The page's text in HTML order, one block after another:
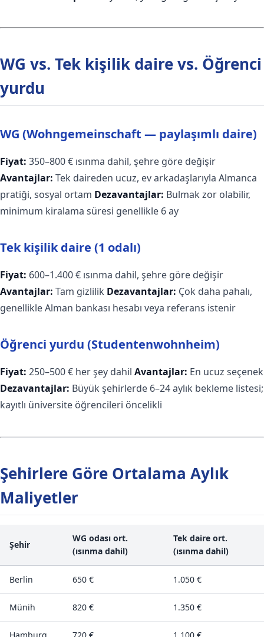
WG vs. Tek kişilik daire vs. Öğrenci
yurdu
WG (Wohngemeinschaft — paylaşımlı daire)
Fiyat: 350–800 € ısınma dahil, şehre göre değişir
Avantajlar: Tek daireden ucuz, ev arkadaşlarıyla Almanca
pratiği, sosyal ortam Dezavantajlar: Bulmak zor olabilir,
minimum kiralama süresi genellikle 6 ay
Tek kişilik daire (1 odalı)
Fiyat: 600–1.400 € ısınma dahil, şehre göre değişir
Avantajlar: Tam gizlilik Dezavantajlar: Çok daha pahalı,
genellikle Alman bankası hesabı veya referans istenir
Öğrenci yurdu (Studentenwohnheim)
Fiyat: 250–500 € her şey dahil Avantajlar: En ucuz seçenek
Dezavantajlar: Büyük şehirlerde 6–24 aylık bekleme listesi;
kayıtlı üniversite öğrencileri öncelikli
Şehirlere Göre Ortalama Aylık
Maliyetler
Şehir
WG odası ort.
(ısınma dahil)
Tek daire ort.
(ısınma dahil)
Berlin 650 € 1.050 €
Münih 820 € 1.350 €